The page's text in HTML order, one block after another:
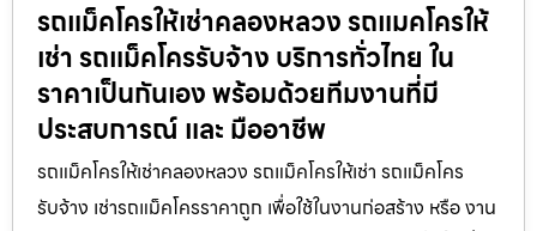
รถแม็คโครให้เช่าคลองหลวง รถแมคโครให้
เช่า รถแม็คโครรับจ้าง บริการทั่วไทย ใน
ราคาเป็นกันเอง พร้อมด้วยทีมงานที่มี
ประสบการณ์ และ มืออาชีพ
รถแม็คโครให้เช่าคลองหลวง รถแม็คโครให้เช่า รถแม็คโคร
รับจ้าง เช่ารถแม็คโครราคาถูก เพื่อใช้ในงานก่อสร้าง หรือ งาน